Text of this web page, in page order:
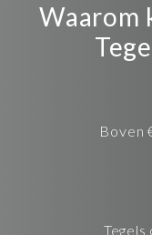
Waarom
Boven